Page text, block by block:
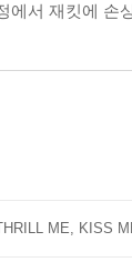
에서 재킷에 손
ME, KISS